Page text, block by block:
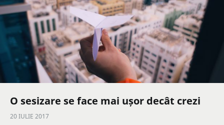
O sesizare se face mai ușor decât crezi
20 IULIE 2017